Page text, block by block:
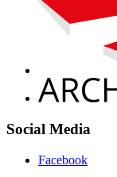
Social Media
Facebook